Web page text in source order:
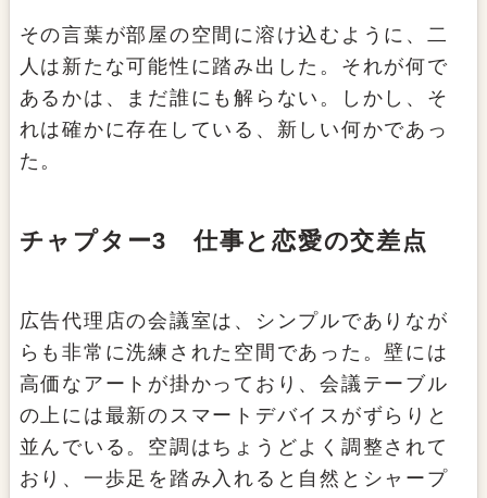
その言葉が部屋の空間に溶け込むように、二
人は新たな可能性に踏み出した。それが何で
あるかは、まだ誰にも解らない。しかし、そ
れは確かに存在している、新しい何かであっ
た。
チャプター3 仕事と恋愛の交差点
広告代理店の会議室は、シンプルでありなが
らも非常に洗練された空間であった。壁には
高価なアートが掛かっており、会議テーブル
の上には最新のスマートデバイスがずらりと
並んでいる。空調はちょうどよく調整されて
おり、一歩足を踏み入れると自然とシャープ